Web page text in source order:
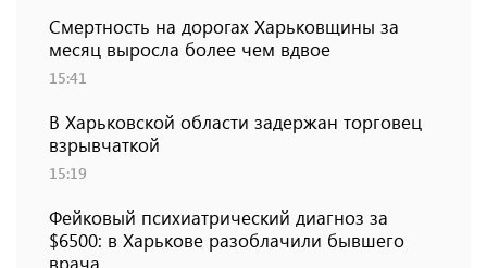
Смертность на дорогах Харьковщины за
месяц выросла более чем вдвое
15:41
В Харьковской области задержан торговец
взрывчаткой
15:19
Фейковый психиатрический диагноз за
$6500: в Харькове разоблачили бывшего
врача